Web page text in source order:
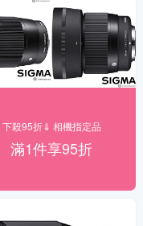
下殺95折⇓ 相機指定品
滿1件享95折